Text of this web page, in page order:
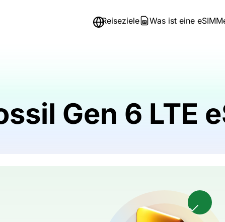
Reiseziele Was ist eine eSIM
Gen 6 LTE